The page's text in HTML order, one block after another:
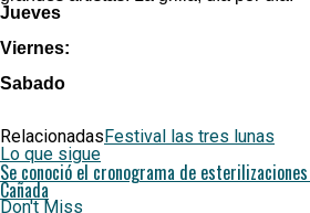
Jueves
Viernes:
Sabado
RelacionadasFestival las tres lunas
Lo que sigue
Se conoció el cronograma de
Cañada
Don't Miss